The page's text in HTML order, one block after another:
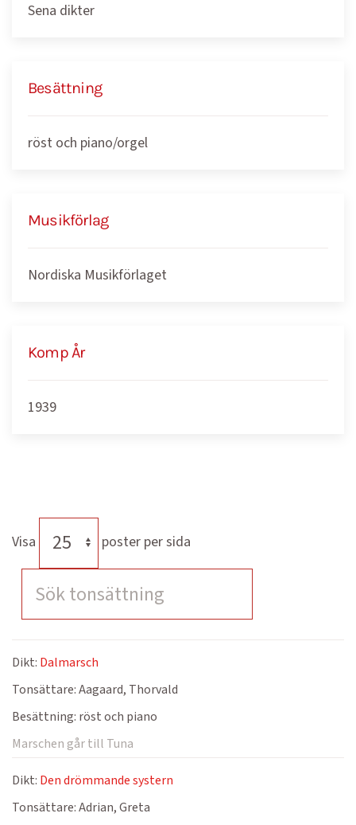
Sena dikter
Besättning
röst och piano/orgel
Musikförlag
Nordiska Musikförlaget
Komp År
1939
Visa poster per sida
Dikt: Dalmarsch
Tonsättare:Aagaard, Thorvald
Besättning: röst och piano
Marschen går till Tuna
Dikt: Den drömmande systern
Tonsättare:Adrian, Greta